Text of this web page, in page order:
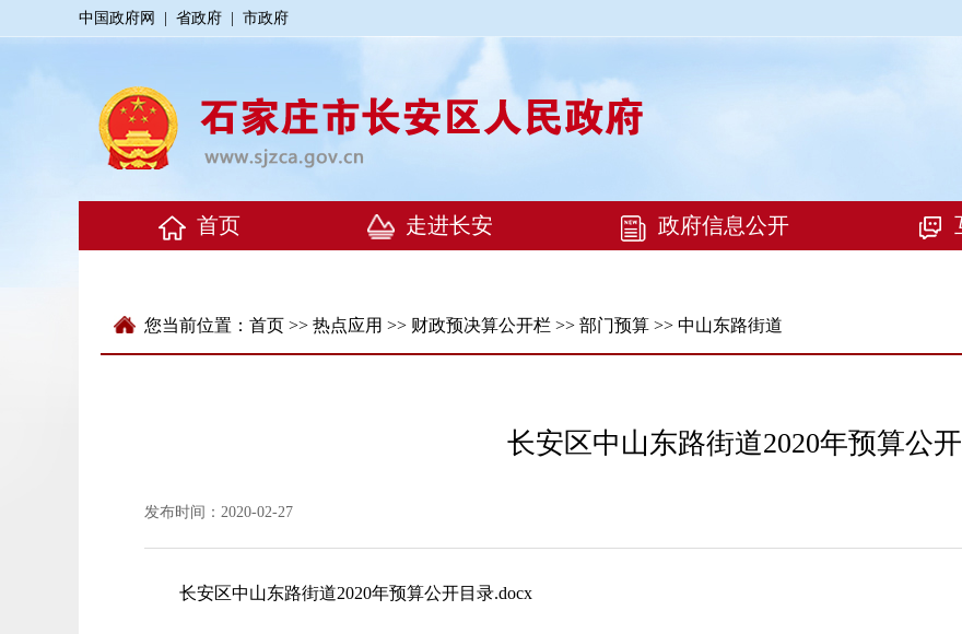
中国政府网 省政府 市政府
您当前位置： 首页 >> 热点应用 >> 财政预决算公开栏 >> 部门预算 >> 中山东路街道
长安区中山东路街道2020年预算公开
发布时间：2020-02-27
长安区中山东路街道2020年预算公开目录.docx